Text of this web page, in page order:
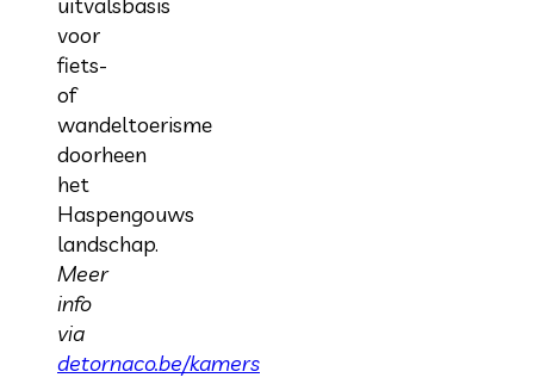
voor
fiets-
of
wandeltoerisme
doorheen
het
Haspengouws
landschap.
Meer
info
via
detornaco.be/kamers